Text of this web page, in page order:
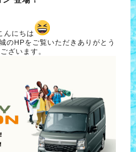
んにちは
のHPをご覧いただきありがとう
ございます。